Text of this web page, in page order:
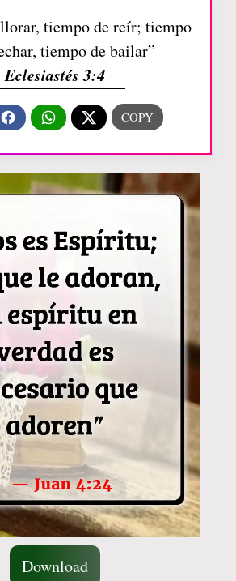
tiempo de reír; tiempo
tiempo de bailar”
Eclesiastés 3:4
Download